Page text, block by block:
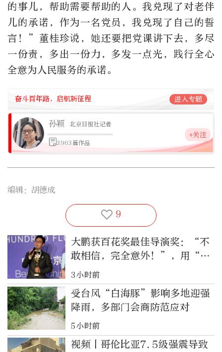
的事儿，帮助需要帮助的人。我兑现了对老伴
儿的承诺，作为一名党员，我兑现了自己的誓
言！”董桂珍说，她还要把党课讲下去，多尽
一份责，多出一份力，多发一点光，践行全心
全意为人民服务的承诺。
奋斗百年路，启航新征程 进入专题
孙颖 北京日报社记者
3963篇作品
+关注
编辑：胡德成
9
大鹏获百花奖最佳导演奖：“不
敢相信，完全意外！”，用“笨
办法”走到今天，希望鼓舞更多
人
3小时前
受台风“白海豚”影响多地迎强
降雨，多部门会商防范应对
5小时前
视频丨哥伦比亚7.5级强震导致